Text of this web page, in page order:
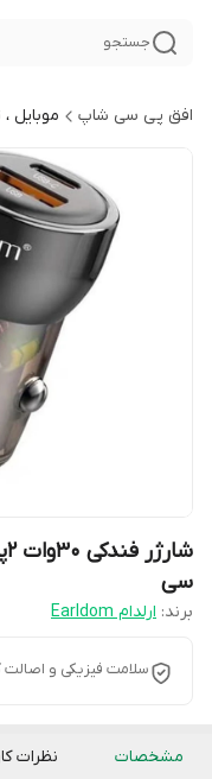
جستجو
افق پی سی شاپ موبایل
سی
برند: ارلدام Earldom
سلامت فیزیکی و اصالت
مشخصات نظرات